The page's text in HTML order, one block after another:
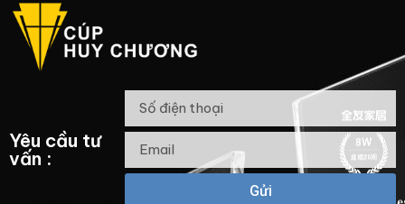
Yêu cầu tư
vấn :
Gửi